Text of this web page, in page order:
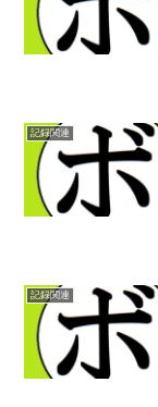
記録関連
記録関連